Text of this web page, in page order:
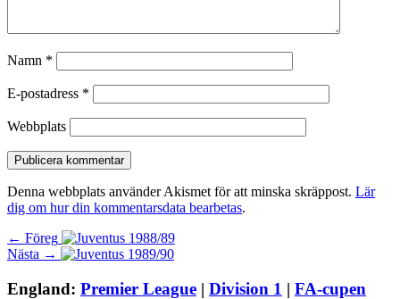
Namn *
E-postadress *
Webbplats
Denna webbplats använder Akismet för att minska skräppost. Lär
dig om hur din kommentarsdata bearbetas.
Inläggsnavigering
← Föreg Föregående
inlägg:
Nästa → Nästa
England: Premier League | Division 1 | FA-cupen